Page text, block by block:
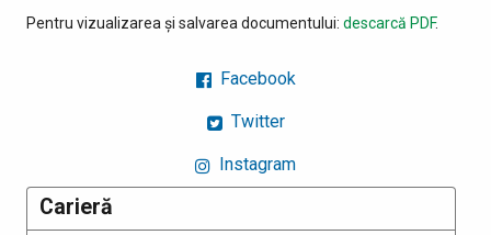
Pentru vizualizarea și salvarea documentului: descarcă PDF.
Facebook
Twitter
Instagram
Carieră